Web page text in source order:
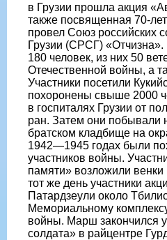
в Грузии прошла акция
также посвященная 70-
провел Союз российских
Грузии (СРСГ) «Отчизна».
180 человек, из них 50
Отечественной войны, а
Участники посетили
похоронены свыше 2000
в госпиталях Грузии от
ран. Затем они побывали
братском кладбище на
1942—1945 годах были
участников войны.
памяти» возложили
тот же день участники
Патардзеули около
Мемориальному
войны. Марш закончился
солдата» в райцентре